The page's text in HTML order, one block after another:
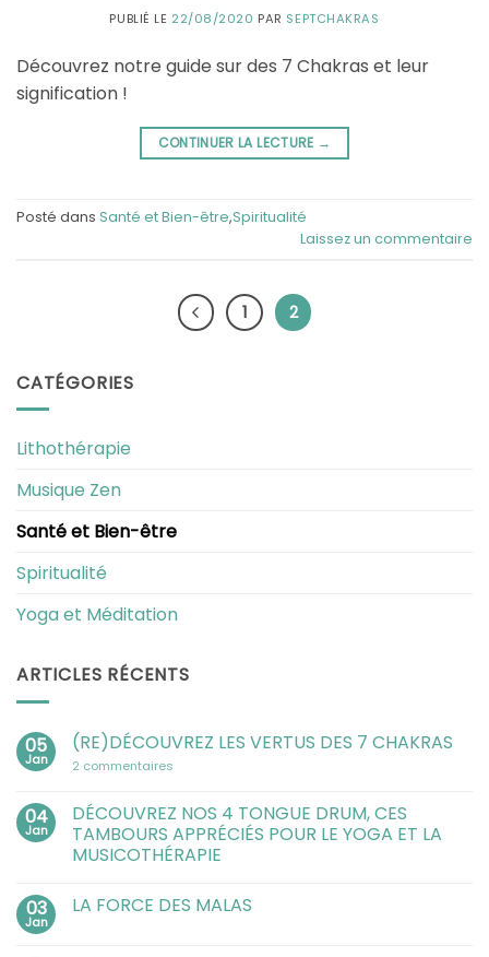
PUBLIÉ LE 22/08/2020 PAR SEPTCHAKRAS
Découvrez notre guide sur des 7 Chakras et leur
signification !
CONTINUER LA LECTURE →
Posté dans Santé et Bien-être,Spiritualité
Laissez un commentaire
1 2
CATÉGORIES
Lithothérapie
Musique Zen
Santé et Bien-être
Spiritualité
Yoga et Méditation
ARTICLES RÉCENTS
05
Jan
(RE)DÉCOUVREZ LES VERTUS DES 7 CHAKRAS
2 commentaires
VERTUS
DES
7
CHAKRAS
04
Jan
DÉCOUVREZ NOS 4 TONGUE DRUM, CES
TAMBOURS APPRÉCIÉS POUR LE YOGA ET LA
MUSICOTHÉRAPIE
sur
03
Jan
LA FORCE DES MALAS